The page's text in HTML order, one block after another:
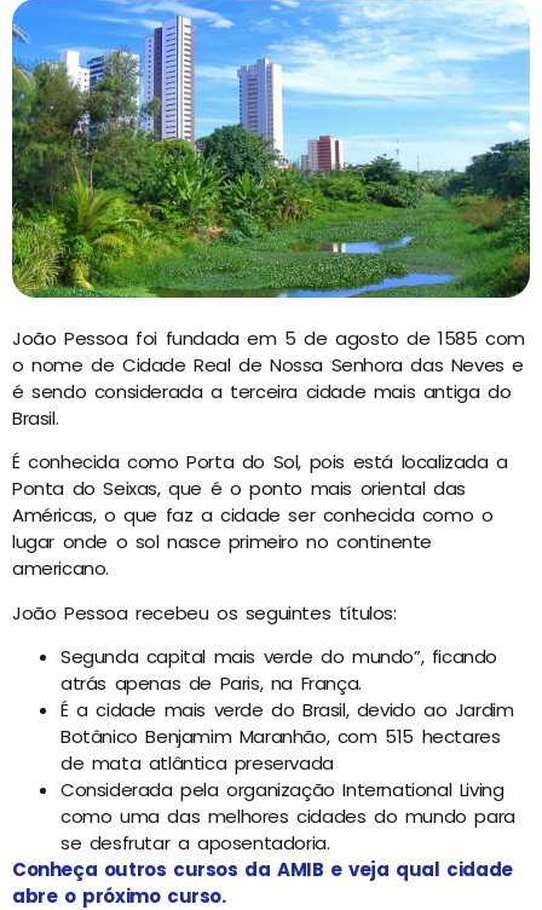
João Pessoa foi fundada em 5 de agosto de 1585 com
o nome de Cidade Real de Nossa Senhora das Neves e
é sendo considerada a terceira cidade mais antiga do
Brasil.
É conhecida como Porta do Sol, pois está localizada a
Ponta do Seixas, que é o ponto mais oriental das
Américas, o que faz a cidade ser conhecida como o
lugar onde o sol nasce primeiro no continente
americano.
João Pessoa recebeu os seguintes títulos:
Segunda capital mais verde do mundo”, ficando
atrás apenas de Paris, na França.
É a cidade mais verde do Brasil, devido ao Jardim
Botânico Benjamim Maranhão, com 515 hectares
de mata atlântica preservada
Considerada pela organização International Living
como uma das melhores cidades do mundo para
se desfrutar a aposentadoria.
Conheça outros cursos da AMIB e veja qual cidade
abre o próximo curso.